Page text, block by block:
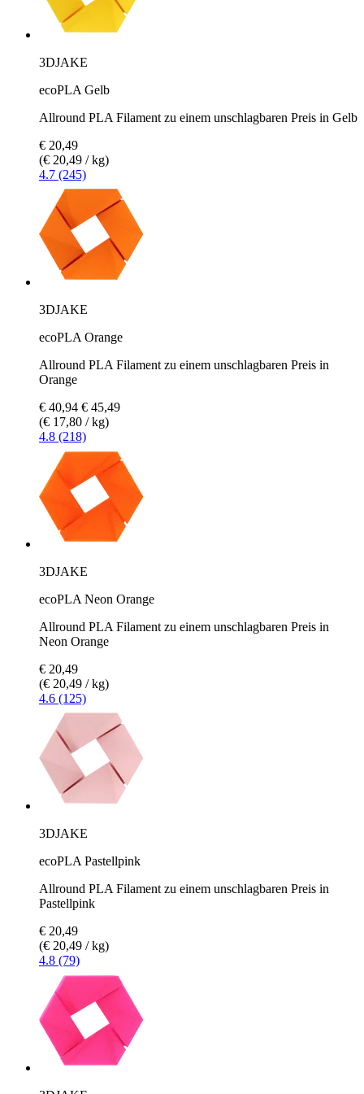
3DJAKE
ecoPLA Gelb
Allround PLA Filament zu einem unschlagbaren Preis in Gelb
€ 20,49
(€ 20,49 / kg)
4.7 (245)
3DJAKE
ecoPLA Orange
Allround PLA Filament zu einem unschlagbaren Preis in
Orange
€ 40,94 € 45,49
(€ 17,80 / kg)
4.8 (218)
3DJAKE
ecoPLA Neon Orange
Allround PLA Filament zu einem unschlagbaren Preis in
Neon Orange
€ 20,49
(€ 20,49 / kg)
4.6 (125)
3DJAKE
ecoPLA Pastellpink
Allround PLA Filament zu einem unschlagbaren Preis in
Pastellpink
€ 20,49
(€ 20,49 / kg)
4.8 (79)